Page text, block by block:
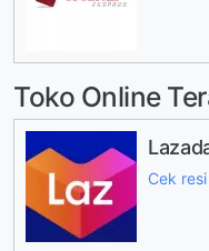
Toko Online
Cek